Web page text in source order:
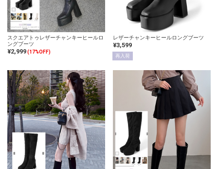
スクエアトゥレザーチャンキーヒールロ
ングブーツ
¥2,999(17%OFF)
レザーチャンキーヒールロングブーツ
¥3,599
再入荷